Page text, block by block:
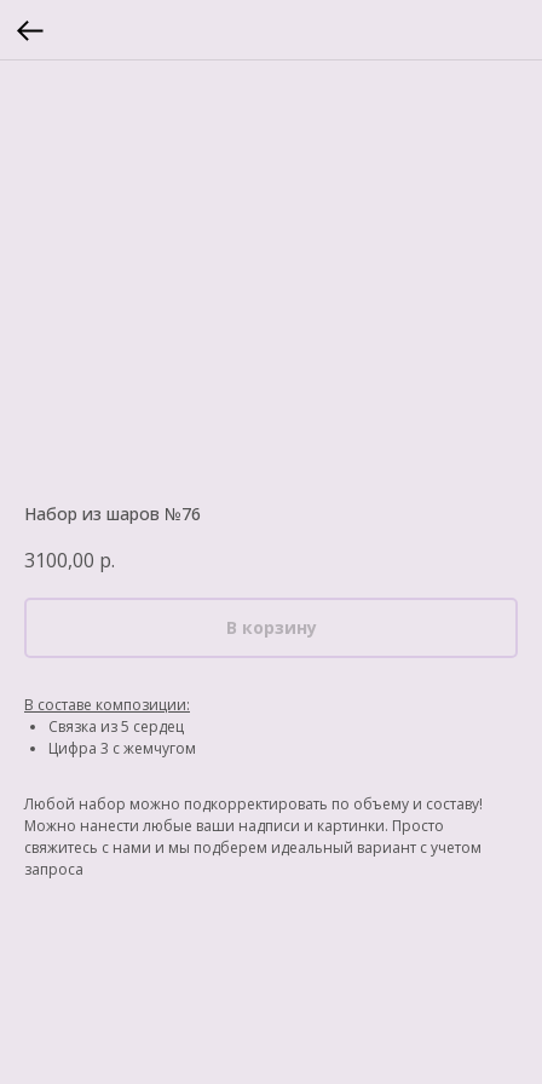
Набор из шаров №76
3100,00 р.
В корзину
В составе композиции:
Связка из 5 сердец
Цифра 3 с жемчугом
Любой набор можно подкорректировать по объему и составу!
Можно нанести любые ваши надписи и картинки. Просто
свяжитесь с нами и мы подберем идеальный вариант с учетом
запроса